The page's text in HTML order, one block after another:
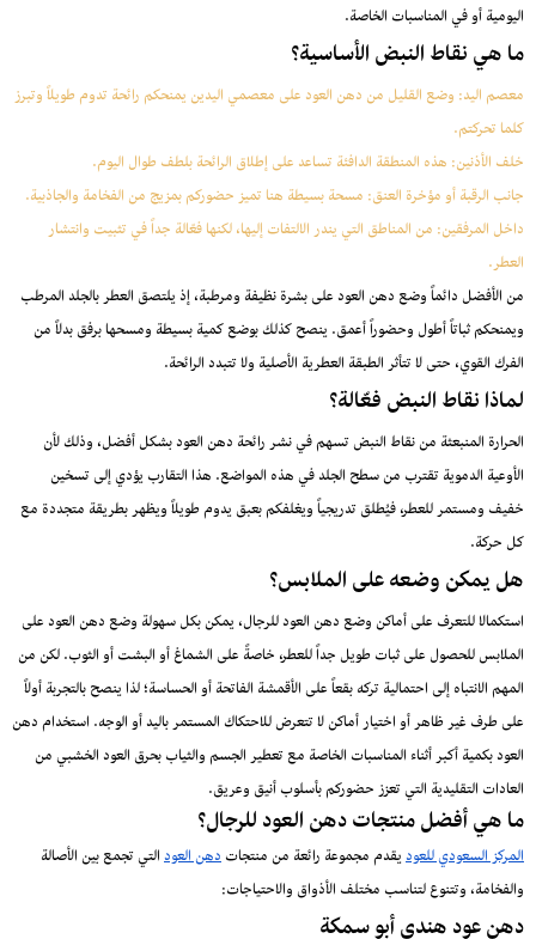
اليومية أو في المناسبات الخاصة.
ما هي نقاط النبض الأساسية؟
معصم اليد: وضع القليل من دهن العود على معصمي اليدين يمنحكم رائحة تدوم طويلاً وتبرز
كلما تحركتم.
خلف الأذنين: هذه المنطقة الدافئة تساعد على إطلاق الرائحة بلطف طوال اليوم.
جانب الرقبة أو مؤخرة العنق: مسحة بسيطة هنا تميز حضوركم بمزيج من الفخامة والجاذبية.
داخل المرفقين: من المناطق التي يندر الالتفات إليها، لكنها فعّالة جداً في تثبيت وانتشار
العطر.
من الأفضل دائماً وضع دهن العود على بشرة نظيفة ومرطبة، إذ يلتصق العطر بالجلد المرطب
ويمنحكم ثباتاً أطول وحضوراً أعمق. ينصح كذلك بوضع كمية بسيطة ومسحها برفق بدلاً من
الفرك القوي، حتى لا تتأثر الطبقة العطرية الأصلية ولا تتبدد الرائحة.
لماذا نقاط النبض فعّالة؟
الحرارة المنبعثة من نقاط النبض تسهم في نشر رائحة دهن العود بشكل أفضل، وذلك لأن
الأوعية الدموية تقترب من سطح الجلد في هذه المواضع. هذا التقارب يؤدي إلى تسخين
خفيف ومستمر للعطر، فيُطلق تدريجياً ويغلفكم بعبق يدوم طويلاً ويظهر بطريقة متجددة مع
كل حركة.
هل يمكن وضعه على الملابس؟
استكمالا للتعرف على أماكن وضع دهن العود للرجال، يمكن بكل سهولة وضع دهن العود على
الملابس للحصول على ثبات طويل جداً للعطر، خاصةً على الشماغ أو البشت أو الثوب. لكن من
المهم الانتباه إلى احتمالية تركه بقعاً على الأقمشة الفاتحة أو الحساسة؛ لذا ينصح بالتجربة أولاً
على طرف غير ظاهر أو اختيار أماكن لا تتعرض للاحتكاك المستمر باليد أو الوجه. استخدام دهن
العود بكمية أكبر أثناء المناسبات الخاصة مع تعطير الجسم والثياب بحرق العود الخشبي من
العادات التقليدية التي تعزز حضوركم بأسلوب أنيق وعريق.
ما هي أفضل منتجات دهن العود للرجال؟
المركز السعودي للعوديقدم مجموعة رائعة من منتجاتدهن العودالتي تجمع بين الأصالة
والفخامة، وتتنوع لتناسب مختلف الأذواق والاحتياجات: